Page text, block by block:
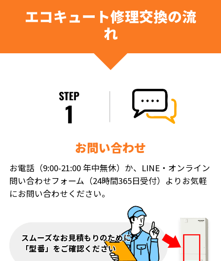
エコキュート修理交換の流
れ
お問い合わせ
お電話（9:00-21:00 年中無休）か、LINE・オンライン
問い合わせフォーム（24時間365日受付）よりお気軽
にお問い合わせください。
スムーズなお見積もりのために
「型番」をご確認ください